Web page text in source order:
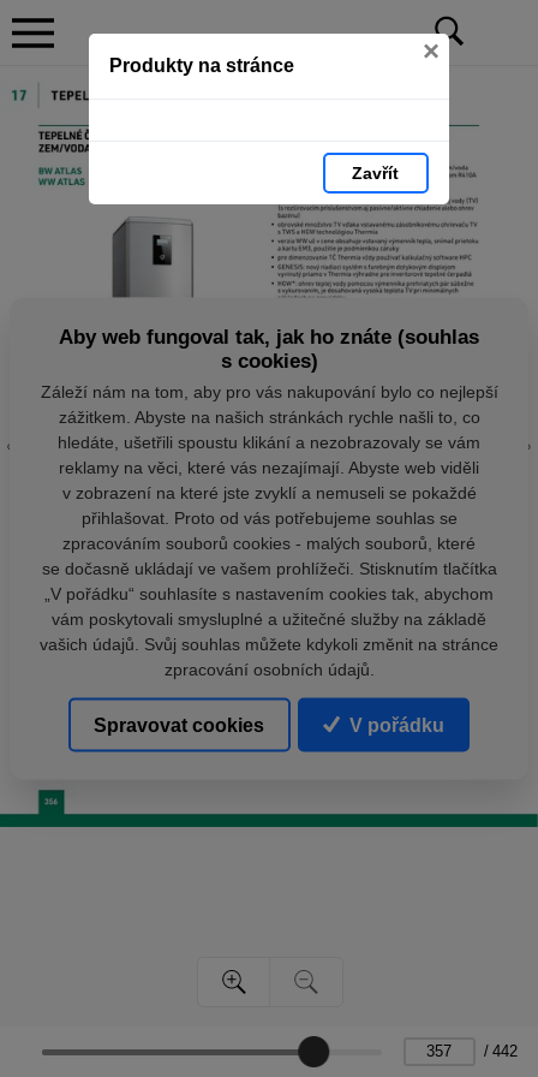
Produkty na stránce ×
Zavřít
/ 442
Aby web fungoval tak, jak ho znáte (souhlas
s cookies)
Záleží nám na tom, aby pro vás nakupování bylo co nejlepší
zážitkem. Abyste na našich stránkách rychle našli to, co
hledáte, ušetřili spoustu klikání a nezobrazovaly se vám
reklamy na věci, které vás nezajímají. Abyste web viděli
v zobrazení na které jste zvyklí a nemuseli se pokaždé
přihlašovat. Proto od vás potřebujeme souhlas se
zpracováním souborů cookies - malých souborů, které
se dočasně ukládají ve vašem prohlížeči. Stisknutím tlačítka
„V pořádku“ souhlasíte s nastavením cookies tak, abychom
vám poskytovali smysluplné a užitečné služby na základě
vašich údajů. Svůj souhlas můžete kdykoli změnit na stránce
zpracování osobních údajů.
Spravovat cookies V pořádku